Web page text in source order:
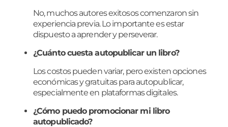
No, muchos autores exitosos comenzaron sin
experiencia previa. Lo importante es estar
dispuesto a aprender y perseverar.
¿Cuánto cuesta autopublicar un libro?
Los costos pueden variar, pero existen opciones
económicas y gratuitas para autopublicar,
especialmente en plataformas digitales.
¿Cómo puedo promocionar mi libro
autopublicado?